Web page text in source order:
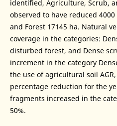
identified, Agriculture, Scrub,
observed to have reduced
and Forest 17145 ha. Natural
coverage in the categories:
disturbed forest, and Dense
increment in the category
the use of agricultural soil
percentage reduction for the
fragments increased in the
50%.